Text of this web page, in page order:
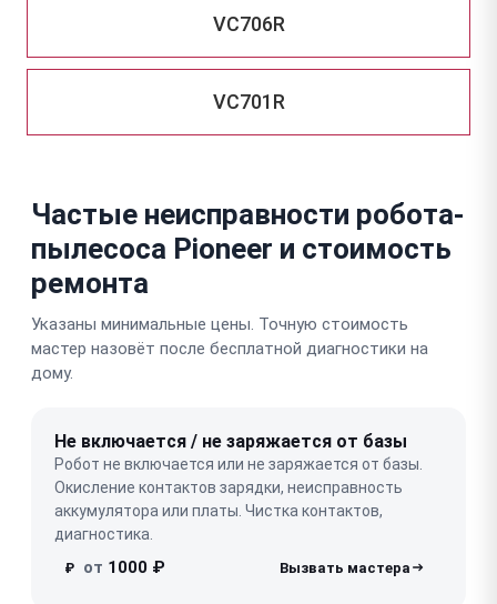
VC706R
VC701R
Частые неисправности робота-
пылесоса Pioneer и стоимость
ремонта
Указаны минимальные цены. Точную стоимость
мастер назовёт после бесплатной диагностики на
дому.
Не включается / не заряжается от базы
Робот не включается или не заряжается от базы.
Окисление контактов зарядки, неисправность
аккумулятора или платы. Чистка контактов,
диагностика.
₽ от 1000 ₽